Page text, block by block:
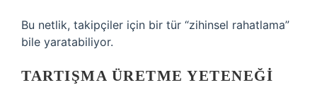
Bu netlik, takipçiler için bir tür “zihinsel rahatlama”
bile yaratabiliyor.
TARTIŞMA ÜRETME YETENEĞI